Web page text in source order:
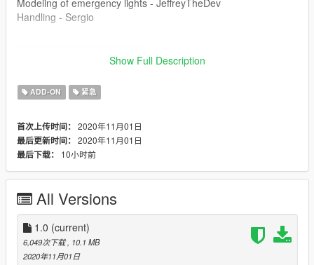
Modeling of emergency lights - JeffreyTheDev
Handling - Sergio
Join discord for more: https://discord.gg/yVhmxN9
Pozdrawiam Pana Glazurnika, Sekundera, Pjoterka (Gabrysie),
Wafelka, Koparkowego, Jeffa, Squetcha oraz naszego Pana
Komendanta
Show Full Description
ADD-ON 紧急
首次上传时间： 2020年11月01日
最后更新时间： 2020年11月01日
最后下载：
10小时前
All Versions
1.0 (current)
6,049次下载, 10.1 MB
2020年11月01日